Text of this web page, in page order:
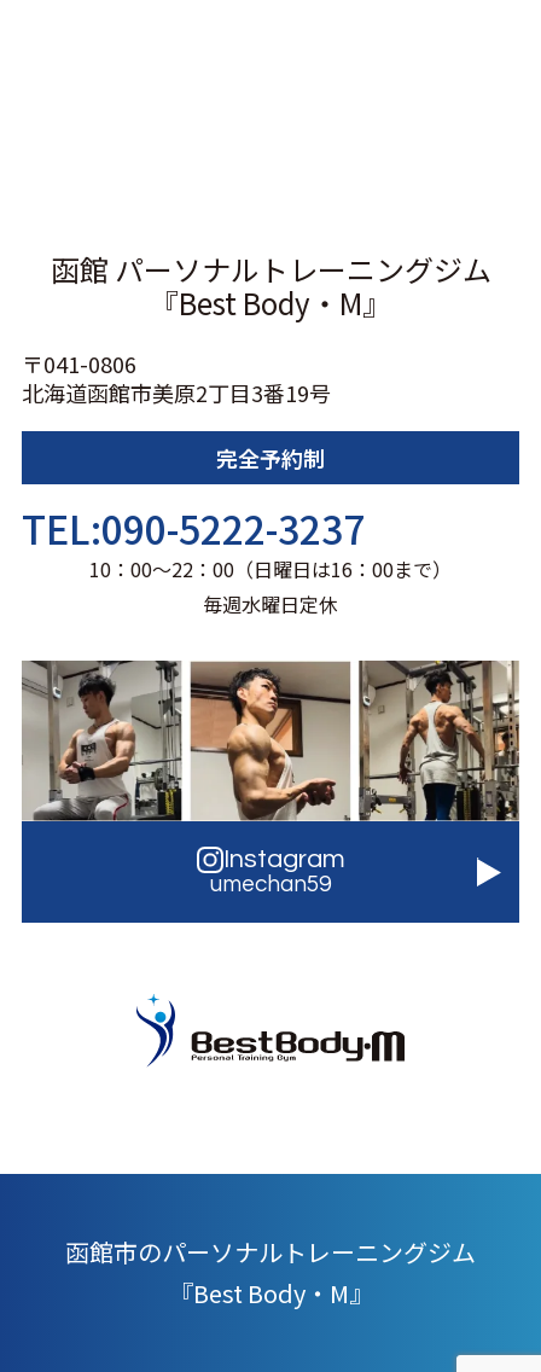
函館 パーソナルトレーニングジム
『Best Body・M』
〒041-0806
北海道函館市美原2丁目3番19号
完全予約制
TEL:090-5222-3237
10：00～22：00（日曜日は16：00まで）
毎週水曜日定休
Instagram
umechan59
函館市のパーソナルトレーニングジム
『Best Body・M』